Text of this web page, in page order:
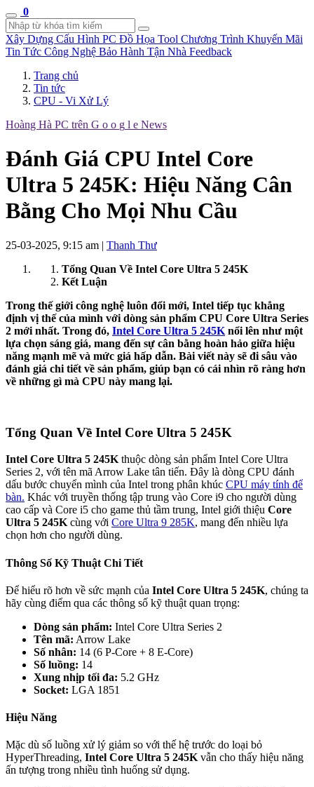
0
Xây Dựng Cấu Hình PC Đồ Họa Tool Chương Trình Khuyến Mãi
Tin Tức Công Nghệ Bảo Hành Tận Nhà Feedback
Trang chủ
Tin tức
CPU - Vi Xử Lý
Hoàng Hà PC trên G o o g l e News
Đánh Giá CPU Intel Core
Ultra 5 245K: Hiệu Năng Cân
Bằng Cho Mọi Nhu Cầu
25-03-2025, 9:15 am | Thanh Thư
Tổng Quan Về Intel Core Ultra 5 245K
Kết Luận
Trong thế giới công nghệ luôn đổi mới, Intel tiếp tục khẳng
định vị thế của mình với dòng sản phẩm CPU Core Ultra Series
2 mới nhất. Trong đó, Intel Core Ultra 5 245K nổi lên như một
lựa chọn sáng giá, mang đến sự cân bằng hoàn hảo giữa hiệu
năng mạnh mẽ và mức giá hấp dẫn. Bài viết này sẽ đi sâu vào
đánh giá chi tiết về sản phẩm, giúp bạn có cái nhìn rõ ràng hơn
về những gì mà CPU này mang lại.
Tổng Quan Về Intel Core Ultra 5 245K
Intel Core Ultra 5 245K thuộc dòng sản phẩm Intel Core Ultra
Series 2, với tên mã Arrow Lake tân tiến. Đây là dòng CPU đánh
dấu bước chuyển mình của Intel trong phân khúc CPU máy tính để
bàn. Khác với truyền thống tập trung vào Core i9 cho người dùng
cao cấp và Core i5 cho game thủ tầm trung, Intel giới thiệu Core
Ultra 5 245K cùng với Core Ultra 9 285K, mang đến nhiều lựa
chọn hơn cho người dùng.
Thông Số Kỹ Thuật Chi Tiết
Để hiểu rõ hơn về sức mạnh của Intel Core Ultra 5 245K, chúng ta
hãy cùng điểm qua các thông số kỹ thuật quan trọng:
Dòng sản phẩm: Intel Core Ultra Series 2
Tên mã: Arrow Lake
Số nhân: 14 (6 P-Core + 8 E-Core)
Số luồng: 14
Xung nhịp tối đa: 5.2 GHz
Socket: LGA 1851
Hiệu Năng
Mặc dù số luồng xử lý giảm so với thế hệ trước do loại bỏ
HyperThreading, Intel Core Ultra 5 245K vẫn cho thấy hiệu năng
ấn tượng trong nhiều tình huống sử dụng.